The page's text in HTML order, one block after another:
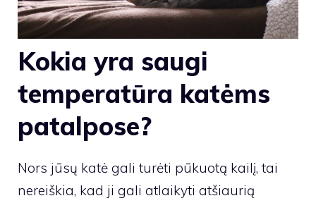
Kokia yra saugi
temperatūra katėms
patalpose?
Nors jūsų katė gali turėti pūkuotą kailį, tai
nereiškia, kad ji gali atlaikyti atšiaurią